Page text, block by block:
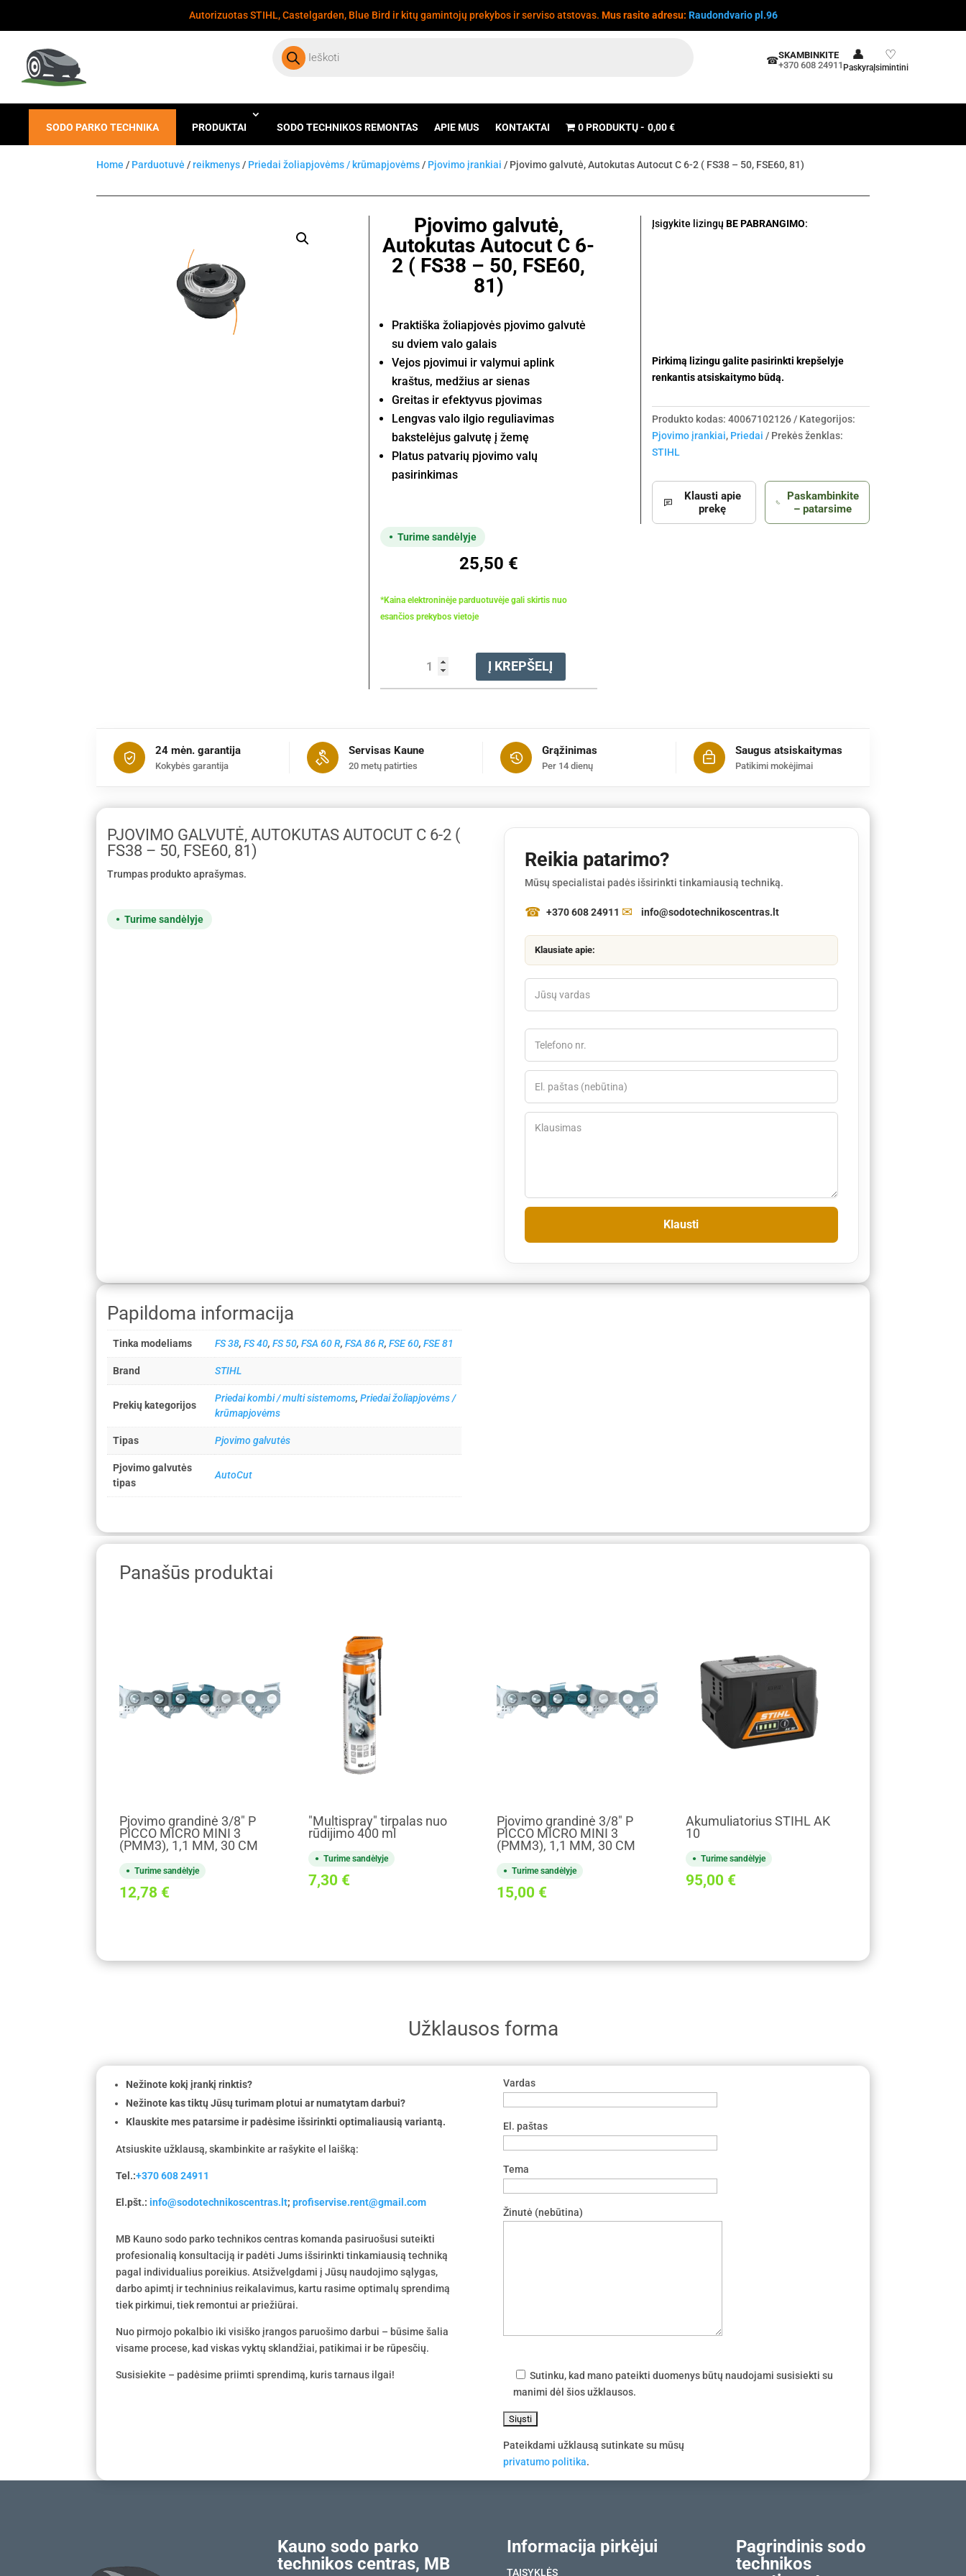
Autorizuotas STIHL, Castelgarden, Blue Bird ir kitų gamintojų prekybos ir serviso atstovas. Mus rasite adresu: Raudondvario pl.96
search
☎SKAMBINKITE
+370 608 24911
👤
Paskyra
♡
Įsimintini
SODO PARKO TECHNIKA PRODUKTAI SODO TECHNIKOS REMONTAS APIE MUS KONTAKTAI 0 PRODUKTŲ 0,00 €
Home / Parduotuvė /reikmenys / Priedai žoliapjovėms / krūmapjovėms / Pjovimo įrankiai / Pjovimo galvutė, Autokutas Autocut C 6-2 ( FS38 – 50, FSE60, 81)
Pjovimo galvutė,
Autokutas Autocut C 6-
2 ( FS38 – 50, FSE60,
81)
Praktiška žoliapjovės pjovimo galvutė
su dviem valo galais
Vejos pjovimui ir valymui aplink
kraštus, medžius ar sienas
Greitas ir efektyvus pjovimas
Lengvas valo ilgio reguliavimas
bakstelėjus galvutę į žemę
Platus patvarių pjovimo valų
pasirinkimas
Turime sandėlyje
25,50 €
*Kaina elektroninėje parduotuvėje gali skirtis nuo
esančios prekybos vietoje
kiekis:
Pjovimo
C
6-
2
Į KREPŠELĮ
Įsigykite lizingų BE PABRANGIMO:
Pirkimą lizingu galite pasirinkti krepšelyje
renkantis atsiskaitymo būdą.
Produkto kodas: 40067102126
Kategorijos:
Pjovimo įrankiai, Priedai
Prekės ženklas:
STIHL
Klausti apie
prekę
Paskambinkite
– patarsime
24 mėn. garantija
Kokybės garantija
Servisas Kaune
20 metų patirties
Grąžinimas
Per 14 dienų
Saugus atsiskaitymas
Patikimi mokėjimai
PJOVIMO GALVUTĖ, AUTOKUTAS AUTOCUT C 6-2 (
FS38 – 50, FSE60, 81)
Trumpas produkto aprašymas.
Turime sandėlyje
Reikia patarimo?
Mūsų specialistai padės išsirinkti tinkamiausią techniką.
+370 608 24911 info@sodotechnikoscentras.lt
Klausiate apie:
Papildoma informacija
Tinka modeliams FS 38,FS 40,FS 50,FSA 60 R,FSA 86 R,FSE 60,FSE 81
Brand STIHL
Prekių kategorijos
Priedai kombi / multi sistemoms,Priedai žoliapjovėms /
krūmapjovėms
Tipas Pjovimo galvutės
Pjovimo galvutės
tipas
AutoCut
Panašūs produktai
Pjovimo grandinė 3/8" P
PICCO MICRO MINI 3
(PMM3), 1,1 MM, 30 CM
Turime sandėlyje
12,78 €
"Multispray" tirpalas nuo
rūdijimo 400 ml
Turime sandėlyje
7,30 €
Pjovimo grandinė 3/8" P
PICCO MICRO MINI 3
(PMM3), 1,1 MM, 30 CM
Turime sandėlyje
15,00 €
Akumuliatorius STIHL AK
10
Turime sandėlyje
95,00 €
Užklausos forma
Nežinote kokį įrankį rinktis?
Nežinote kas tiktų Jūsų turimam plotui ar numatytam darbui?
Klauskite mes patarsime ir padėsime išsirinkti optimaliausią variantą.
Atsiuskite užklausą, skambinkite ar rašykite el laišką:
Tel.:+370 608 24911
El.pšt.:info@sodotechnikoscentras.lt;profiservise.rent@gmail.com
MB Kauno sodo parko technikos centras komanda pasiruošusi suteikti
profesionalią konsultaciją ir padėti Jums išsirinkti tinkamiausią techniką
pagal individualius poreikius. Atsižvelgdami į Jūsų naudojimo sąlygas,
darbo apimtį ir techninius reikalavimus, kartu rasime optimalų sprendimą
tiek pirkimui, tiek remontui ar priežiūrai.
Nuo pirmojo pokalbio iki visiško įrangos paruošimo darbui – būsime šalia
visame procese, kad viskas vyktų sklandžiai, patikimai ir be rūpesčių.
Susisiekite – padėsime priimti sprendimą, kuris tarnaus ilgai!
Vardas
El. paštas
Tema
Žinutė (nebūtina)
Sutinku, kad mano pateikti duomenys būtų naudojami susisiekti su
manimi dėl šios užklausos.
Pateikdami užklausą sutinkate su mūsų
privatumo politika.
Kauno sodo parko
technikos centras, MB
Informacija pirkėjui
TAISYKLĖS
Pagrindinis sodo
technikos